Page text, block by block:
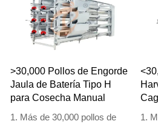
What’sApp es
+8618830120193, +234
8111199996.
>30,000 Pollos de Engorde
Jaula de Batería Tipo H
para Cosecha Manual
1. Más de 30,000 pollos de
1.